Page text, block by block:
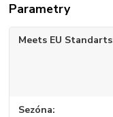
Parametry
Meets EU Standarts
Sezóna